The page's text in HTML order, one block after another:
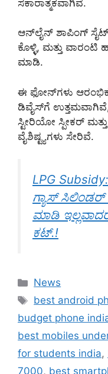
ಸಕಾರಾತ್ಮಕವಾಗಿವೆ.
ಆನ್‌ಲೈನ್ ಶಾಪಿಂಗ್
ಕೊಳ್ಳಿ, ಮತ್ತು
ಮಾಡಿ.
ಈ ಫೋನ್‌ಗಳು ಆರಂಭಿಕ
ಡಿವೈಸ್‌ಗೆ ಉತ್ತಮವಾಗಿವೆ,
ಸ್ಟೀರಿಯೋ ಸ್ಪೀಕರ್
ವೈಶಿಷ್ಟ್ಯಗಳು ಸೇರಿವೆ.
LPG
ಗ್ಯಾಸ್
ಮಾಡಿ
ಕಟ್.!
Categories
News
Tags
best android
budget phone
best mobiles
for students india,
7000, best